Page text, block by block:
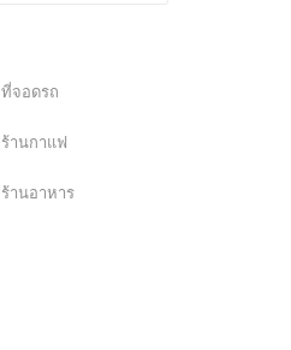
ที่จอดรถ
ร้านกาแฟ
ร้านอาหาร